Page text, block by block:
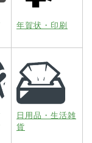
年賀状・印刷
日用品・生活雑
貨